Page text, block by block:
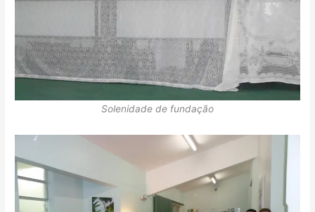
Solenidade de fundação